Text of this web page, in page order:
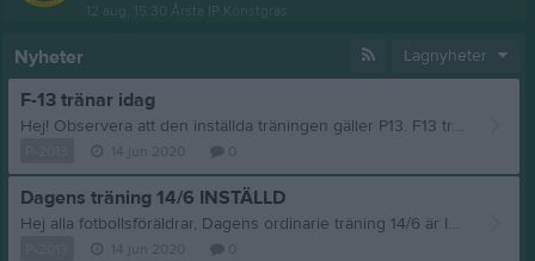
12 aug, 15:30 Årsta IP Konstgräs
Nyheter Lagnyheter
F-13 tränar idag
Hej! Observera att den inställda träningen gäller P13. F13 tränar som vanligt kl 16. Vi ses på planen nere vid vattnet. Hälsningar Ledarna
Dagens träning 14/6 INSTÄLLD
Hej alla fotbollsföräldrar, Dagens ordinarie träning 14/6 är INSTÄLLD. Men vi hoppas att alla barn är nöjda med poolspelet i går och ser fram emot att ses på träningen på tisdag 16/6! Vänliga hälsningar, Ledarna P-13